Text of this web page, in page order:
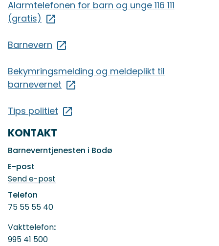
Alarmtelefonen for barn og unge 116 111
(gratis)
Barnevern
Bekymringsmelding og meldeplikt til
barnevernet
Tips politiet
KONTAKT
Barneverntjenesten i Bodø
E-post
Send e-post
Barneverntjenesten
Telefon
75 55 55 40
Vakttelefon:
995 41 500